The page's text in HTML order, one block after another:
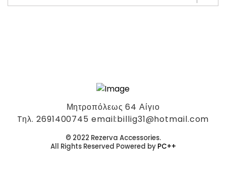
Μητροπόλεως 64 Αίγιο
Tηλ. 2691400745 email:billig31@hotmail.com
© 2022 Rezerva Accessories.
All Rights Reserved Powered by PC++